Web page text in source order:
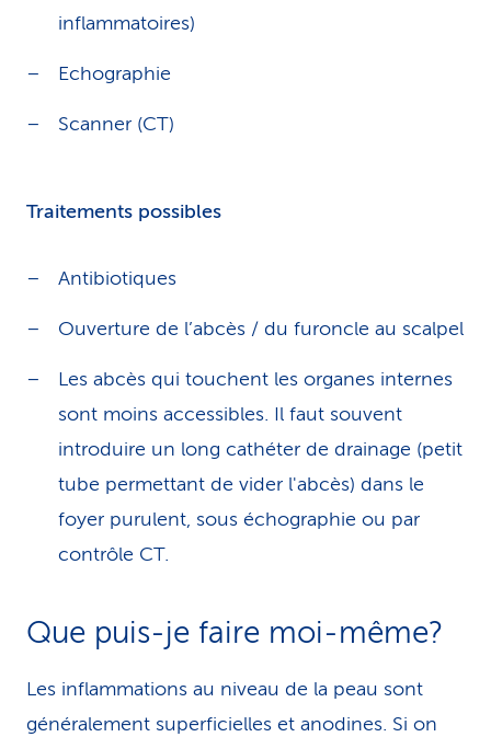
inflammatoires)
Echographie
Scanner (CT)
Traitements possibles
Antibiotiques
Ouverture de l’abcès / du furoncle au scalpel
Les abcès qui touchent les organes internes
sont moins accessibles. Il faut souvent
introduire un long cathéter de drainage (petit
tube permettant de vider l'abcès) dans le
foyer purulent, sous échographie ou par
contrôle CT.
Que puis-je faire moi-même?
Les inflammations au niveau de la peau sont
généralement superficielles et anodines. Si on